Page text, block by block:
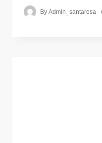
By Admin_santarosa